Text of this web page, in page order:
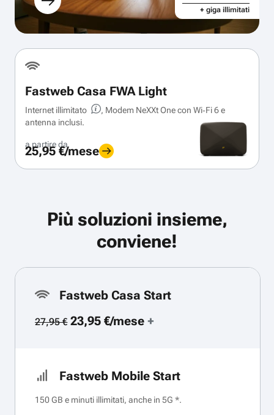
+ giga illimitati
Fastweb Casa FWA Light
Internet illimitato
, Modem NeXXt One con Wi‑Fi 6 e
antenna inclusi.
a partire da
25,95 €/mese
Più soluzioni insieme,
conviene!
Fastweb Casa Start
27,95 €23,95 €/mese+
Fastweb Mobile Start
150 GB e minuti illimitati, anche in 5G *.